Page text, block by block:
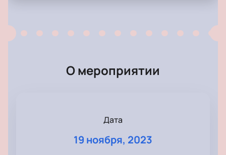
О мероприятии
Дата
19 ноября, 2023